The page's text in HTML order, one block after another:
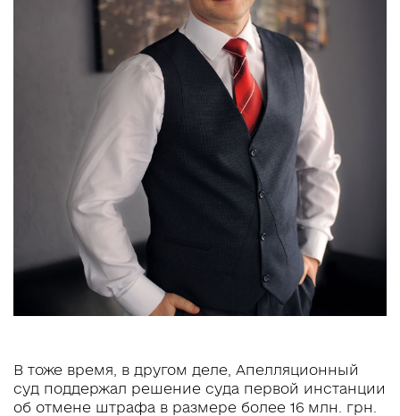
В тоже время, в другом деле, Апелляционный
суд поддержал решение суда первой инстанции
об отмене штрафа в размере более 16 млн. грн.